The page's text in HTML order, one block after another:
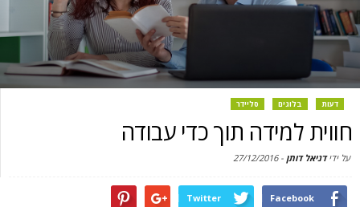
דעות בלוגים סליידר
חווית למידה תוך כדי עבודה
על ידידניאל דותן -
27/12/2016
Facebook
Twitter